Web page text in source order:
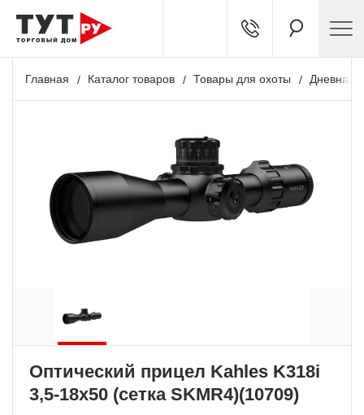
Главная Каталог товаров Товары для охоты Дневная
+ 26 333 бонусов
Оптический прицел Kahles K318i
3,5-18x50 (сетка SKMR4)(10709)